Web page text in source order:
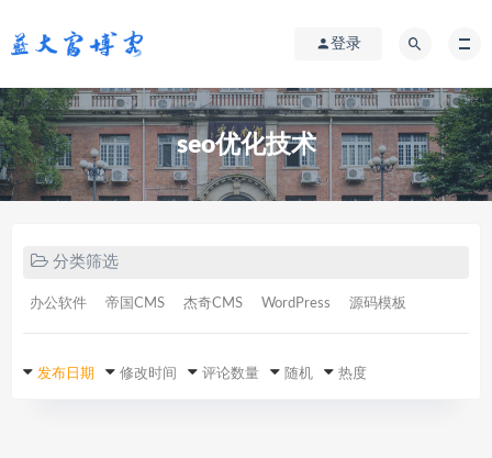
登录
seo优化技术
分类筛选
办公软件 帝国CMS 杰奇CMS WordPress 源码模板
发布日期 修改时间 评论数量 随机 热度